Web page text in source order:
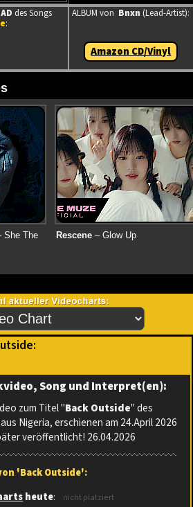
des Songs
:
ALBUM von Bnxn (Lead-Artist):
Amazon CD/Vinyl
She The
Rescene – Glow Up
Song und Interpret(en):
zum Titel "Back Outside" des
aus Nigeria, erschienen am 24.April 2026
veröffentlicht! 26.04.2026
'Back Outside':
heute: nicht platziert